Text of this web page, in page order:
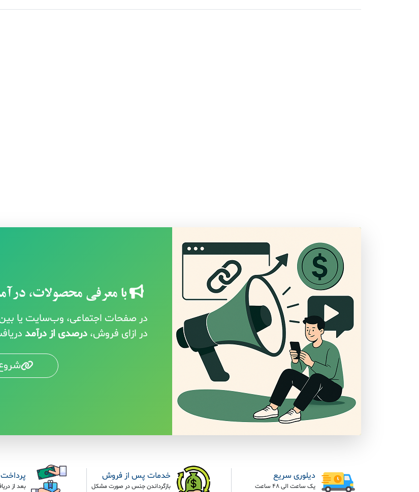
با معرفی محصولات،
در صفحات اجتماعی، وب‌سایت یا
در ازای فروش، درصدی از درآمد
دیلوری سریع
یک ساعت الی 48 ساعت
خدمات پس از فروش
بازگرداندن جنس در صورت مشکل بعد از